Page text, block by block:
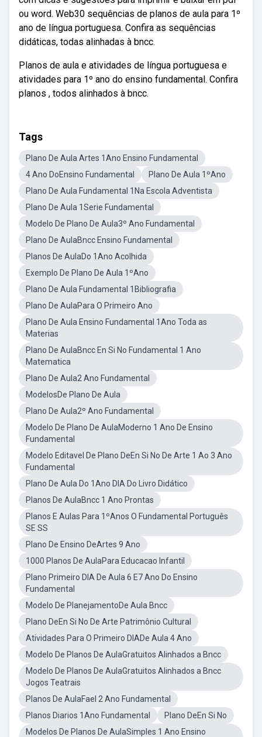
ou word. Web30 sequências de planos de aula para 1º
ano de língua portuguesa. Confira as sequências
didáticas, todas alinhadas à bncc.
Planos de aula e atividades de língua portuguesa e
atividades para 1º ano do ensino fundamental. Confira
planos , todos alinhados à bncc.
Tags
Plano De Aula Artes 1Ano Ensino Fundamental
4 Ano DoEnsino Fundamental
Plano De Aula 1ºAno
Plano De Aula Fundamental 1Na Escola Adventista
Plano De Aula 1Serie Fundamental
Modelo De Plano De Aula3º Ano Fundamental
Plano De AulaBncc Ensino Fundamental
Planos De AulaDo 1Ano Acolhida
Exemplo De Plano De Aula 1ºAno
Plano De Aula Fundamental 1Bibliografia
Plano De AulaPara O Primeiro Ano
Plano De Aula Ensino Fundamental 1Ano Toda as
Materias
Plano De AulaBncc En Si No Fundamental 1 Ano
Matematica
Plano De Aula2 Ano Fundamental
ModelosDe Plano De Aula
Plano De Aula2º Ano Fundamental
Modelo De Plano De AulaModerno 1 Ano De Ensino
Fundamental
Modelo Editavel De Plano DeEn Si No De Arte 1 Ao 3 Ano
Fundamental
Plano De Aula Do 1Ano DIA Do Livro Didático
Planos De AulaBncc 1 Ano Prontas
Planos E Aulas Para 1ºAnos O Fundamental Português
SE SS
Plano De Ensino DeArtes 9 Ano
1000 Planos De AulaPara Educacao Infantil
Plano Primeiro DIA De Aula 6 E7 Ano Do Ensino
Fundamental
Modelo De PlanejamentoDe Aula Bncc
Plano DeEn Si No De Arte Patrimônio Cultural
Atividades Para O Primeiro DIADe Aula 4 Ano
Modelo De Planos De AulaGratuitos Alinhados a Bncc
Modelo De Planos De AulaGratuitos Alinhados a Bncc
Jogos Teatrais
Planos De AulaFael 2 Ano Fundamental
Planos Diarios 1Ano Fundamental
Plano DeEn Si No
Modelos De Planos De AulaSimples 1 Ano Ensino